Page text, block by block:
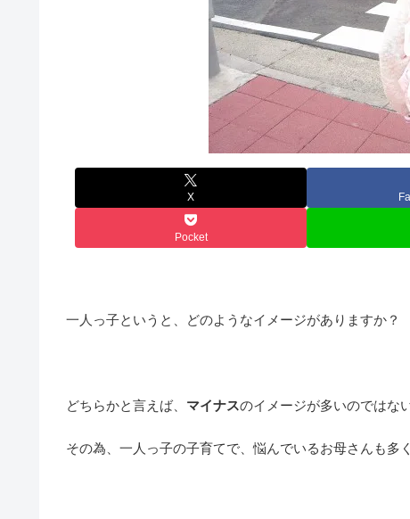
X
Pocket
一人っ子というと、どのようなイメージがありますか？
どちらかと言えば、 マイナスのイメージが多いのではな
その為、一人っ子の子育てで、悩んでいるお母さんも多